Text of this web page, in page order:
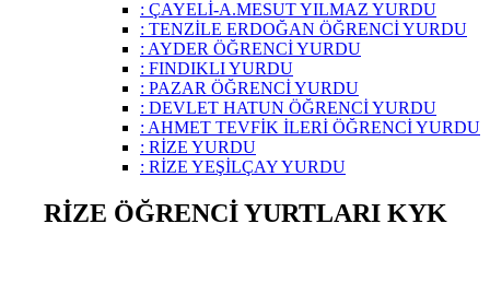
: ÇAYELİ-A.MESUT YILMAZ YURDU
: TENZİLE ERDOĞAN ÖĞRENCİ YURDU
: AYDER ÖĞRENCİ YURDU
: FINDIKLI YURDU
: PAZAR ÖĞRENCİ YURDU
: DEVLET HATUN ÖĞRENCİ YURDU
: AHMET TEVFİK İLERİ ÖĞRENCİ YURDU
: RİZE YURDU
: RİZE YEŞİLÇAY YURDU
RİZE ÖĞRENCİ YURTLARI KYK